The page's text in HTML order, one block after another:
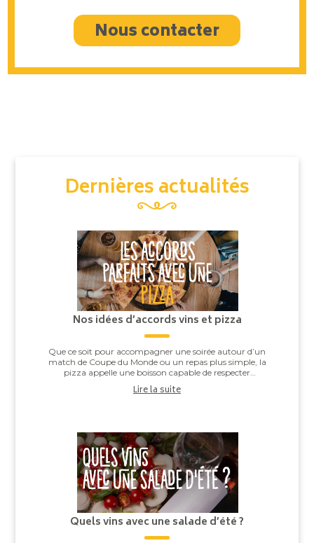
Nous contacter
Dernières actualités
Nos idées d’accords vins et pizza
Que ce soit pour accompagner une soirée autour d’un
match de Coupe du Monde ou un repas plus simple, la
pizza appelle une boisson capable de respecter
Lire la suite
Quels vins avec une salade d’été ?